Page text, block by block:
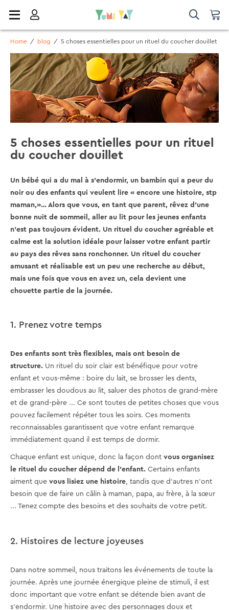
Home / blog / 5 choses essentielles pour un rituel du coucher douillet
5 choses essentielles pour un rituel
du coucher douillet
Un bébé qui a du mal à s'endormir, un bambin qui a peur du
noir ou des enfants qui veulent lire « encore une histoire, stp
maman,»… Alors que vous, en tant que parent, rêvez d'une
bonne nuit de sommeil, aller au lit pour les jeunes enfants
n'est pas toujours évident. Un rituel du coucher agréable et
calme est la solution idéale pour laisser votre enfant partir
au pays des rêves sans ronchonner. Un rituel du coucher
amusant et réalisable est un peu une recherche au début,
mais une fois que vous en avez un, cela devient une
chouette partie de la journée.
1. Prenez votre temps
Des enfants sont très flexibles, mais ont besoin de
structure. Un rituel du soir clair est bénéfique pour votre
enfant et vous-même : boire du lait, se brosser les dents,
embrasser les doudous au lit, saluer des photos de grand-mère
et de grand-père ... Ce sont toutes de petites choses que vous
pouvez facilement répéter tous les soirs. Ces moments
reconnaissables garantissent que votre enfant remarque
immédiatement quand il est temps de dormir.
Chaque enfant est unique, donc la façon dont vous organisez
le rituel du coucher dépend de l'enfant. Certains enfants
aiment que vous lisiez une histoire, tandis que d'autres n’ont
besoin que de faire un câlin à maman, papa, au frère, à la sœur
... Tenez compte des besoins et des souhaits de votre petit.
2. Histoires de lecture joyeuses
Dans notre sommeil, nous traitons les événements de toute la
journée. Après une journée énergique pleine de stimuli, il est
donc important que votre enfant se détende bien avant de
s'endormir. Une histoire avec des personnages doux et